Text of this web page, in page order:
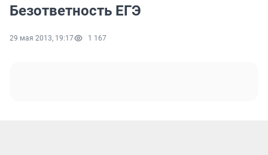
Безответность ЕГЭ
29 мая 2013, 19:17 1 167